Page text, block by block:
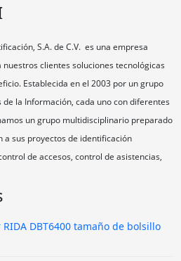
S.A. de C.V. es una empresa
clientes soluciones tecnológicas
Establecida en el 2003 por un grupo
la Información, cada uno con diferentes
un grupo multidisciplinario preparado
sus proyectos de identificación
de accesos, control de asistencias,
DBT6400 tamaño de bolsillo